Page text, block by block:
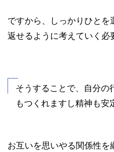
ですから、しっかりひと
返せるように考えていく必
そうすることで、自分の
もつくれますし精神も安
お互いを思いやる関係性